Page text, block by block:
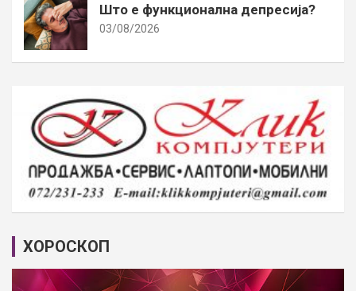
Што е функционална депресија?
03/08/2026
ХОРОСКОП